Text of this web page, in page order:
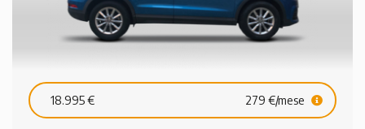
18.995 € 279 €/mese